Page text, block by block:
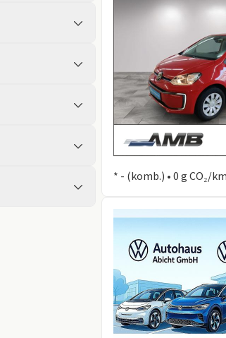
* - (komb.) • 0 g CO₂/